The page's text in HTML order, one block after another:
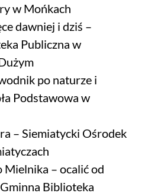
w Mońkach
dawniej i dziś –
Publiczna w
po naturze i
Podstawowa w
– Siemiatycki Ośrodek
Mielnika – ocalić od
Biblioteka